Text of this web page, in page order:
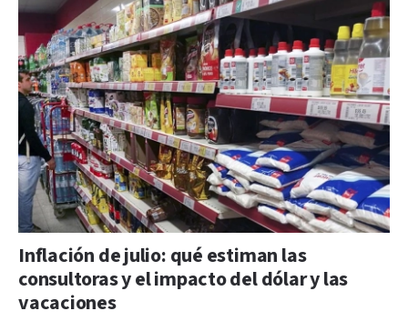
Inflación de julio: qué estiman las
consultoras y el impacto del dólar y las
vacaciones